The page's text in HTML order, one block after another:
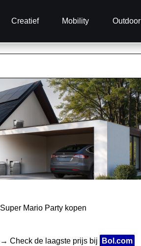
Creatief Mobility Outdoor
Super Mario Party kopen
→ Check de laagste prijs bij
Bol.com